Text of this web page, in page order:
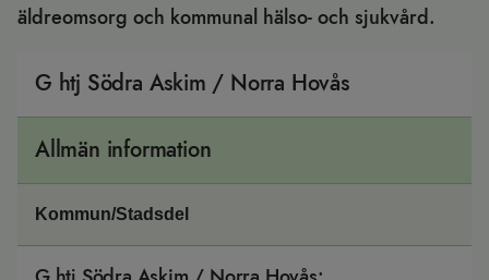
äldreomsorg och kommunal hälso- och sjukvård.
G htj Södra Askim / Norra Hovås
Allmän information
Kommun/Stadsdel